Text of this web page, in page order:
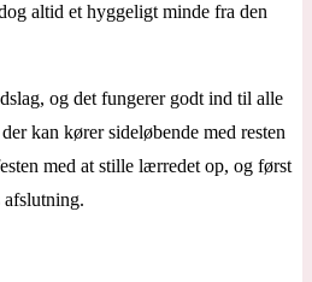
altid et hyggeligt minde fra den
og det fungerer godt ind til alle
kan kører sideløbende med resten
med at stille lærredet op, og først
afslutning.